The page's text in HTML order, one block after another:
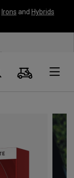
Irons and Hybrids
Panier